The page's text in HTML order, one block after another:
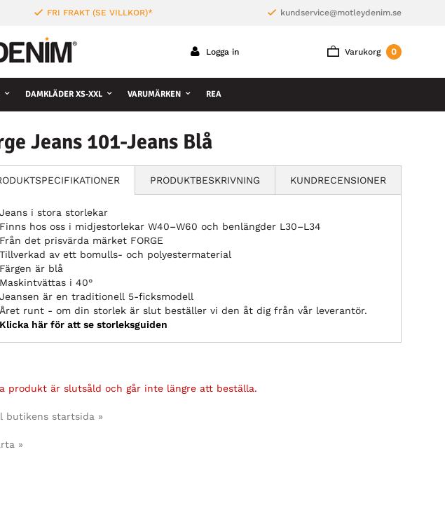
FRI FRAKT (SE VILLKOR)* kundservice@motleydenim.se
Varukorg 0
Logga in
DAMKLÄDER XS-XXL VARUMÄRKEN REA
Jeans 101-Jeans Blå
PRODUKTBESKRIVNING KUNDRECENSIONER
Jeans i stora storlekar
Finns hos oss i midjestorlekar W40–W60 och benlängder L30–L34
Från det prisvärda märket FORGE
Tillverkad av ett bomulls- och polyestermaterial
Färgen är blå
Maskintvättas i 40°
Jeansen är en traditionell 5-ficksmodell
Året runt - om din storlek är slut beställer vi den åt dig från vår leverantör.
Klicka här för att se storleksguiden
produkt är slutsåld och går inte längre att beställa.
butikens startsida »
»